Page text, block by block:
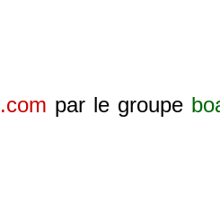
par le groupe